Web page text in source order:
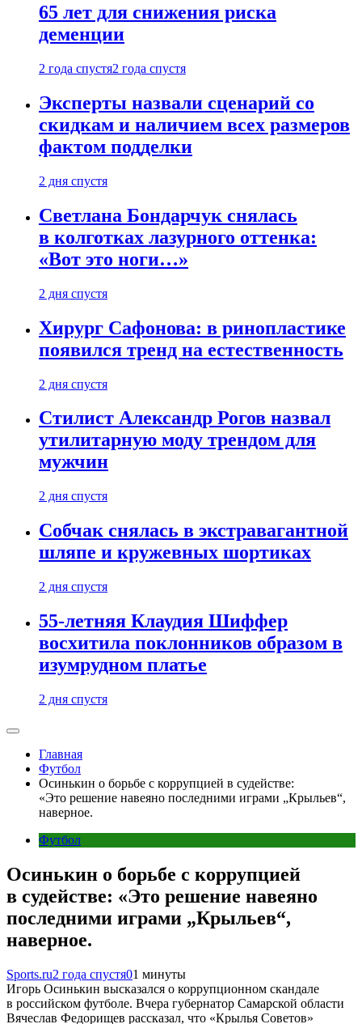
65 лет для снижения риска
деменции
2 года спустя2 года спустя
Эксперты назвали сценарий со
скидкам и наличием всех размеров
фактом подделки
2 дня спустя
Светлана Бондарчук снялась
в колготках лазурного оттенка:
«Вот это ноги…»
2 дня спустя
Хирург Сафонова: в ринопластике
появился тренд на естественность
2 дня спустя
Стилист Александр Рогов назвал
утилитарную моду трендом для
мужчин
2 дня спустя
Собчак снялась в экстравагантной
шляпе и кружевных шортиках
2 дня спустя
55-летняя Клаудия Шиффер
восхитила поклонников образом в
изумрудном платье
2 дня спустя
Главная
Футбол
Осинькин о борьбе с коррупцией в судействе:
«Это решение навеяно последними играми „Крыльев“,
наверное.
Футбол
Осинькин о борьбе с коррупцией
в судействе: «Это решение навеяно
последними играми „Крыльев“,
наверное.
Sports.ru2 года спустя01 минуты
Игорь Осинькин высказался о коррупционном скандале
в российском футболе. Вчера губернатор Самарской области
Вячеслав Федорищев рассказал, что «Крылья Советов»